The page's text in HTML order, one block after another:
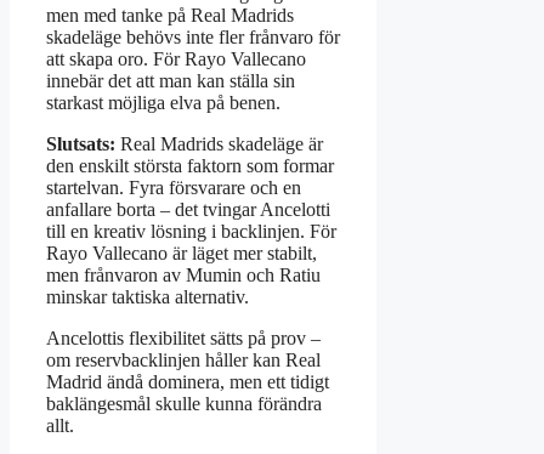
men med tanke på Real Madrids
skadeläge behövs inte fler frånvaro för
att skapa oro. För Rayo Vallecano
innebär det att man kan ställa sin
starkast möjliga elva på benen.
Slutsats: Real Madrids skadeläge är
den enskilt största faktorn som formar
startelvan. Fyra försvarare och en
anfallare borta – det tvingar Ancelotti
till en kreativ lösning i backlinjen. För
Rayo Vallecano är läget mer stabilt,
men frånvaron av Mumin och Ratiu
minskar taktiska alternativ.
Ancelottis flexibilitet sätts på prov –
om reservbacklinjen håller kan Real
Madrid ändå dominera, men ett tidigt
baklängesmål skulle kunna förändra
allt.